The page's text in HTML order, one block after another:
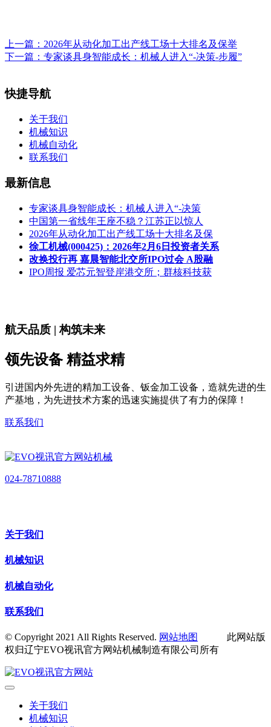
上一篇： 2026年从动化加工出产线工场十大排名及保举
下一篇： 专家谈具身智能成长：机械人进入“-决策-步履”
快捷导航
关于我们
机械知识
机械自动化
联系我们
最新信息
专家谈具身智能成长：机械人进入“-决策
中国第一省线年王座不稳？江苏正以惊人
2026年从动化加工出产线工场十大排名及保
徐工机械(000425)：2026年2月6日投资者关系
改换投行再 嘉晨智能北交所IPO过会 A股融
IPO周报 爱芯元智登岸港交所；群核科技获
航天品质 | 构筑未来
领先设备 精益求精
引进国内外先进的精加工设备、钣金加工设备，造就先进的生
产基地，为先进技术方案的迅速实施提供了有力的保障！
联系我们
024-78710888
关于我们
机械知识
机械自动化
联系我们
© Copyright 2021 All Rights Reserved. 网站地图
此网站版
权归辽宁EVO视讯官方网站机械制造有限公司所有
关于我们
机械知识